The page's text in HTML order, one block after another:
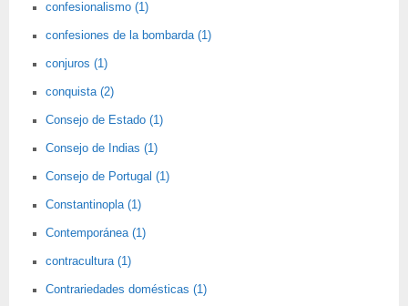
confesionalismo (1)
confesiones de la bombarda (1)
conjuros (1)
conquista (2)
Consejo de Estado (1)
Consejo de Indias (1)
Consejo de Portugal (1)
Constantinopla (1)
Contemporánea (1)
contracultura (1)
Contrariedades domésticas (1)